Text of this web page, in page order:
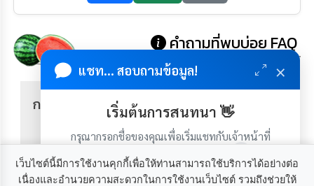
คำถามที่พบบ่อย FAQ
การจดทะเบียนพาณิชย์มีขั้นตอนอย่างไร ?
การติดต่อยื่นแบบชำระภาษีมีรายละเอียด
อย่างไร ?
แชท... สอบถามข้อมูล! ×
เริ่มต้นการสนทนา 👋
กรุณากรอกชื่อของคุณเพื่อเริ่มแชทกับเจ้าหน้าที่
เว็บไซต์นี้มีการใช้งานคุกกี้เพื่อให้ท่านสามารถใช้บริการได้อย่างต่อ
เนื่องและอำนวยความสะดวกในการใช้งานเว็บไซต์ รวมถึงช่วยให้